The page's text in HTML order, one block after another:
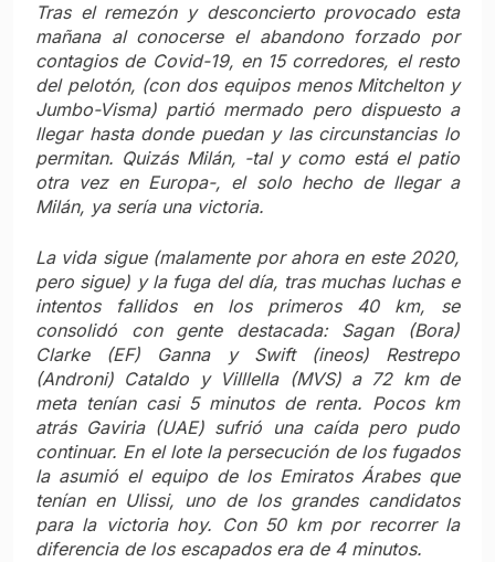
Tras el remezón y desconcierto provocado esta
mañana al conocerse el abandono forzado por
contagios de Covid-19, en 15 corredores, el resto
del pelotón, (con dos equipos menos Mitchelton y
Jumbo-Visma) partió mermado pero dispuesto a
llegar hasta donde puedan y las circunstancias lo
permitan. Quizás Milán, -tal y como está el patio
otra vez en Europa-, el solo hecho de llegar a
Milán, ya sería una victoria.
La vida sigue (malamente por ahora en este 2020,
pero sigue) y la fuga del día, tras muchas luchas e
intentos fallidos en los primeros 40 km, se
consolidó con gente destacada: Sagan (Bora)
Clarke (EF) Ganna y Swift (ineos) Restrepo
(Androni) Cataldo y Villlella (MVS) a 72 km de
meta tenían casi 5 minutos de renta. Pocos km
atrás Gaviria (UAE) sufrió una caída pero pudo
continuar. En el lote la persecución de los fugados
la asumió el equipo de los Emiratos Árabes que
tenían en Ulissi, uno de los grandes candidatos
para la victoria hoy. Con 50 km por recorrer la
diferencia de los escapados era de 4 minutos.